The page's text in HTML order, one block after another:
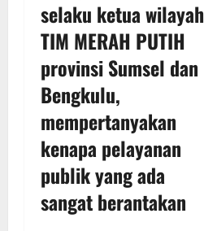
selaku ketua wilayah
TIM MERAH PUTIH
provinsi Sumsel dan
Bengkulu,
mempertanyakan
kenapa pelayanan
publik yang ada
sangat berantakan